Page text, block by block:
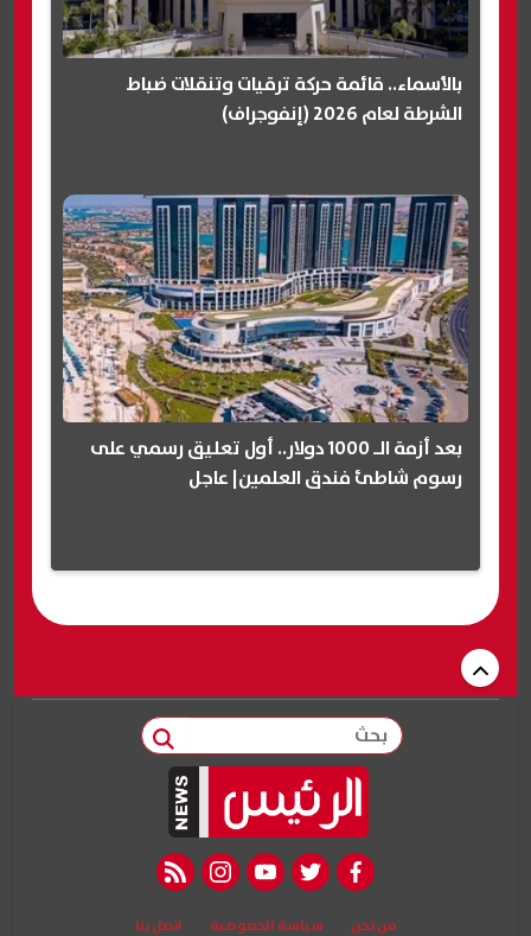
بالأسماء.. قائمة حركة ترقيات وتنقلات ضباط
الشرطة لعام 2026 (إنفوجراف)
بعد أزمة الـ 1000 دولار.. أول تعليق رسمي على
رسوم شاطئ فندق العلمين| عاجل
بحث
facebook
twitter
youtube
instagram
rss feed
من نحن سياسة الخصوصية اتصل بنا